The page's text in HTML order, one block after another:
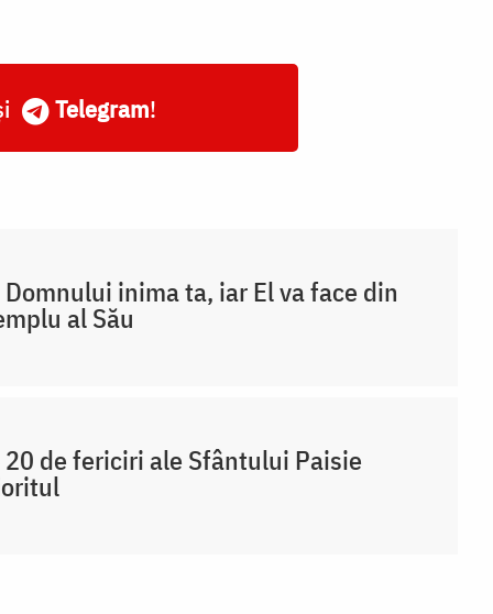
Telegram!
inima ta, iar El va face din
al Său
20 de fericiri ale Sfântului Paisie